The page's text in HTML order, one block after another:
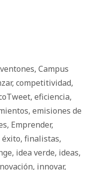
, Campus
, competitividad,
, eficiencia,
, emisiones de
, Emprender,
éxito, finalistas,
, idea verde, ideas,
, innovar,